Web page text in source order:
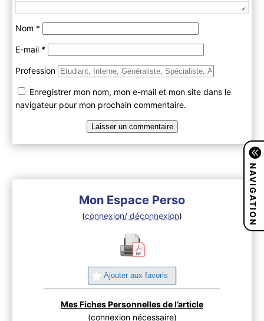
Nom *
E-mail *
Profession
Enregistrer mon nom, mon e-mail et mon site dans le
navigateur pour mon prochain commentaire.
Mon Espace Perso
(connexion/ déconnexion)
Ajouter aux favoris
Mes Fiches Personnelles de l’article
(connexion nécessaire)
NAVIGATION